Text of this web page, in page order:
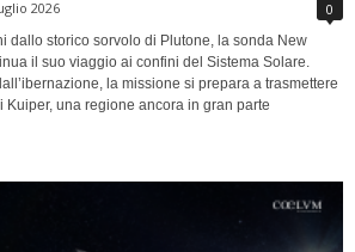
2026 0
dallo storico sorvolo di Plutone, la sonda New
il suo viaggio ai confini del Sistema Solare.
la missione si prepara a trasmettere
una regione ancora in gran parte